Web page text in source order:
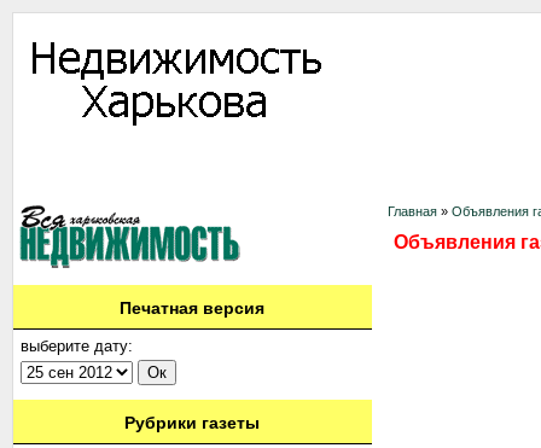
Печатная версия
выберите дату:
Рубрики газеты
Главная » Объявления
Объявления